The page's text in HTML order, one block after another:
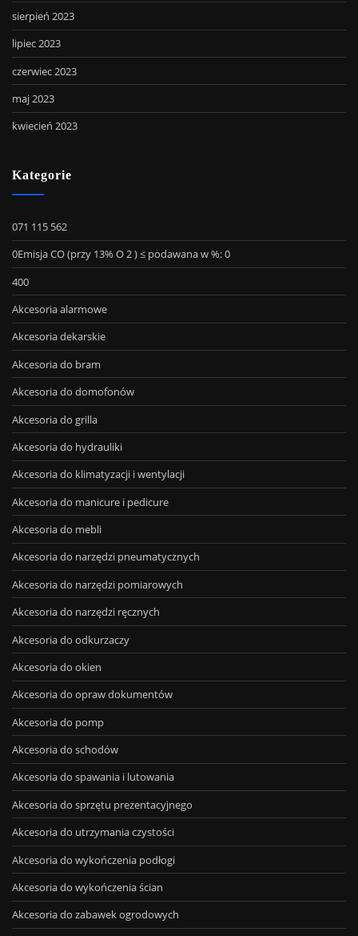
sierpień 2023
lipiec 2023
czerwiec 2023
maj 2023
kwiecień 2023
Kategorie
071 115 562
0Emisja CO (przy 13% O 2 ) ≤ podawana w %: 0
400
Akcesoria alarmowe
Akcesoria dekarskie
Akcesoria do bram
Akcesoria do domofonów
Akcesoria do grilla
Akcesoria do hydrauliki
Akcesoria do klimatyzacji i wentylacji
Akcesoria do manicure i pedicure
Akcesoria do mebli
Akcesoria do narzędzi pneumatycznych
Akcesoria do narzędzi pomiarowych
Akcesoria do narzędzi ręcznych
Akcesoria do odkurzaczy
Akcesoria do okien
Akcesoria do opraw dokumentów
Akcesoria do pomp
Akcesoria do schodów
Akcesoria do spawania i lutowania
Akcesoria do sprzętu prezentacyjnego
Akcesoria do utrzymania czystości
Akcesoria do wykończenia podłogi
Akcesoria do wykończenia ścian
Akcesoria do zabawek ogrodowych